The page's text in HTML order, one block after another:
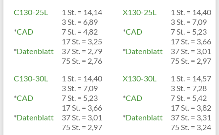
C130-25L
*CAD
*Datenblatt
1 St. = 14,14
3 St. = 6,89
7 St. = 4,82
17 St. = 3,25
37 St. = 2,79
75 St. = 2,76
X130-25L
*CAD
*Datenblatt
1 St. = 14,40
3 St. = 7,09
7 St. = 5,23
17 St. = 3,66
37 St. = 3,01
75 St. = 2,97
C130-30L
*CAD
*Datenblatt
1 St. = 14,40
3 St. = 7,09
7 St. = 5,23
17 St. = 3,66
37 St. = 3,01
75 St. = 2,97
X130-30L
*CAD
*Datenblatt
1 St. = 14,57
3 St. = 7,28
7 St. = 5,42
17 St. = 3,82
37 St. = 3,31
75 St. = 3,24